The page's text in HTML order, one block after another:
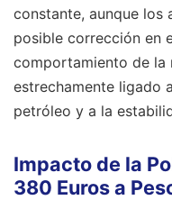
constante, aunque los
posible corrección en
comportamiento de la
estrechamente ligado
petróleo y a la
Impacto de la
380 Euros a